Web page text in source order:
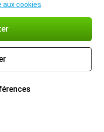
aux cookies